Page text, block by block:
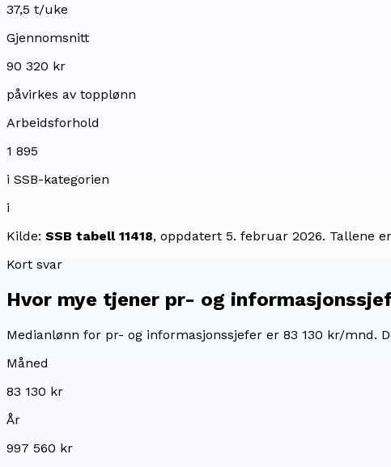
37,5 t/uke
Gjennomsnitt
90 320 kr
påvirkes av topplønn
Arbeidsforhold
1 895
i SSB-kategorien
i
Kilde: SSB tabell 11418, oppdatert 5. februar 2026. Tallene
Kort svar
Hvor mye tjener pr- og
Medianlønn for pr- og informasjonssjefer er 83 130 kr/mnd.
Måned
83 130 kr
År
997 560 kr